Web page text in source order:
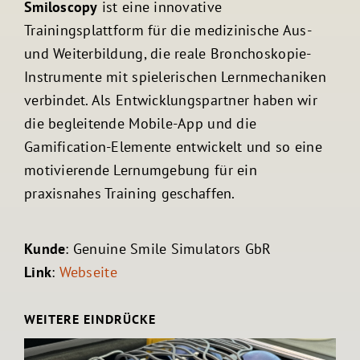
Smiloscopy ist eine innovative
Trainingsplattform für die medizinische Aus-
und Weiterbildung, die reale Bronchoskopie-
Instrumente mit spielerischen Lernmechaniken
verbindet. Als Entwicklungspartner haben wir
die begleitende Mobile-App und die
Gamification-Elemente entwickelt und so eine
motivierende Lernumgebung für ein
praxisnahes Training geschaffen.
Kunde: Genuine Smile Simulators GbR
Link: Webseite
WEITERE EINDRÜCKE